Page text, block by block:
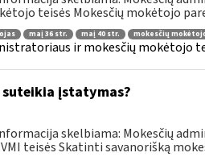
teisės Mokesčių mokėtojo
maį 36 str. maį 40 str. mokesčių
ir mokesčių mokėtojo
suteikia įstatymas?
skelbiama: Mokesčių
teisės Skatinti savanorišką